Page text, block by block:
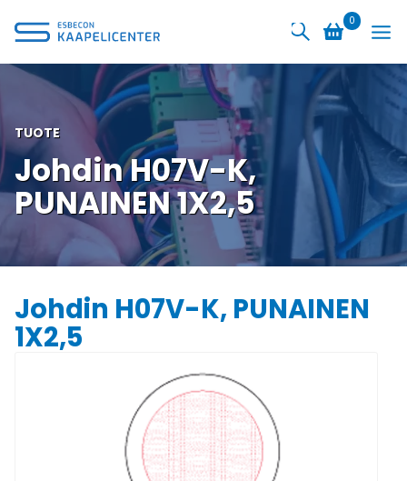
sisältöön
0
TUOTE
Johdin H07V-K,
PUNAINEN 1X2,5
Johdin H07V-K, PUNAINEN
1X2,5